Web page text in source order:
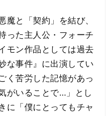
と「契約」を結び、
った主人公・フォーチ
モン作品としては過去
な事件』に出演してい
く苦労した記憶があっ
がいることで…」とし
に「僕にとってもチャ